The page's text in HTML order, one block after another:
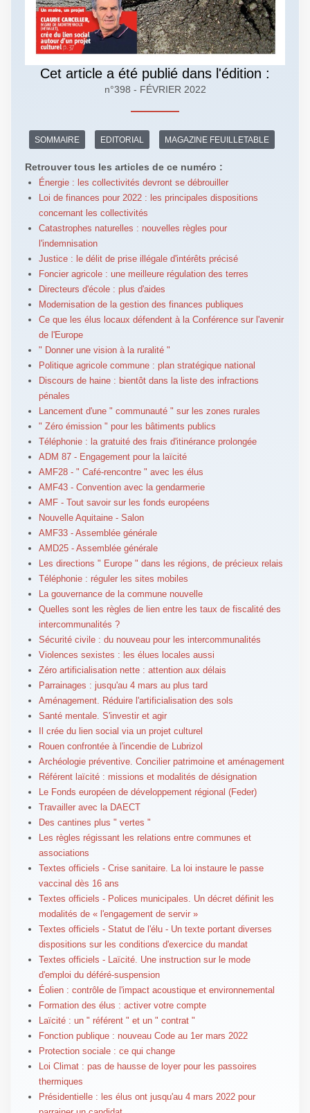
Cet article a été publié dans l'édition :
n°398 - FÉVRIER 2022
SOMMAIRE EDITORIAL MAGAZINE FEUILLETABLE
Retrouver tous les articles de ce numéro :
Énergie : les collectivités devront se débrouiller
Loi de finances pour 2022 : les principales dispositions
concernant les collectivités
Catastrophes naturelles : nouvelles règles pour
l'indemnisation
Justice : le délit de prise illégale d'intérêts précisé
Foncier agricole : une meilleure régulation des terres
Directeurs d'école : plus d'aides
Modernisation de la gestion des finances publiques
Ce que les élus locaux défendent à la Conférence sur l'avenir
de l'Europe
" Donner une vision à la ruralité "
Politique agricole commune : plan stratégique national
Discours de haine : bientôt dans la liste des infractions
pénales
Lancement d'une " communauté " sur les zones rurales
" Zéro émission " pour les bâtiments publics
Téléphonie : la gratuité des frais d'itinérance prolongée
ADM 87 - Engagement pour la laïcité
AMF28 - " Café-rencontre " avec les élus
AMF43 - Convention avec la gendarmerie
AMF - Tout savoir sur les fonds européens
Nouvelle Aquitaine - Salon
AMF33 - Assemblée générale
AMD25 - Assemblée générale
Les directions " Europe " dans les régions, de précieux relais
Téléphonie : réguler les sites mobiles
La gouvernance de la commune nouvelle
Quelles sont les règles de lien entre les taux de fiscalité des
intercommunalités ?
Sécurité civile : du nouveau pour les intercommunalités
Violences sexistes : les élues locales aussi
Zéro artificialisation nette : attention aux délais
Parrainages : jusqu'au 4 mars au plus tard
Aménagement. Réduire l'artificialisation des sols
Santé mentale. S'investir et agir
Il crée du lien social via un projet culturel
Rouen confrontée à l'incendie de Lubrizol
Archéologie préventive. Concilier patrimoine et aménagement
Référent laïcité : missions et modalités de désignation
Le Fonds européen de développement régional (Feder)
Travailler avec la DAECT
Des cantines plus " vertes "
Les règles régissant les relations entre communes et
associations
Textes officiels - Crise sanitaire. La loi instaure le passe
vaccinal dès 16 ans
Textes officiels - Polices municipales. Un décret définit les
modalités de « l'engagement de servir »
Textes officiels - Statut de l'élu - Un texte portant diverses
dispositions sur les conditions d'exercice du mandat
Textes officiels - Laïcité. Une instruction sur le mode
d'emploi du déféré-suspension
Éolien : contrôle de l'impact acoustique et environnemental
Formation des élus : activer votre compte
Laïcité : un " référent " et un " contrat "
Fonction publique : nouveau Code au 1er mars 2022
Protection sociale : ce qui change
Loi Climat : pas de hausse de loyer pour les passoires
thermiques
Présidentielle : les élus ont jusqu'au 4 mars 2022 pour